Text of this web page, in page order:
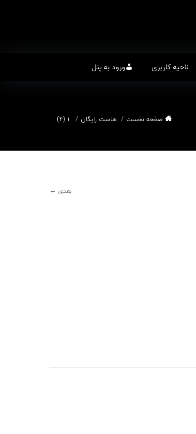
ناحیه کاربری ورود به پنل
صفحه نخست هاست رایگان
بعدی ←